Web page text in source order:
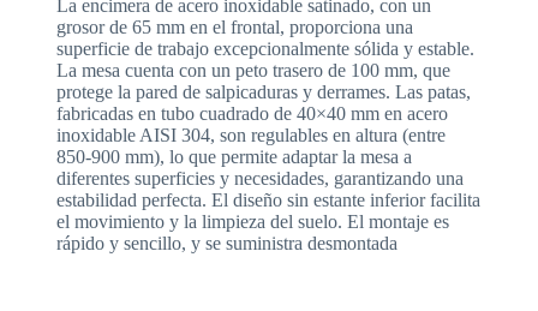
La encimera de acero inoxidable satinado, con un
grosor de 65 mm en el frontal, proporciona una
superficie de trabajo excepcionalmente sólida y estable.
La mesa cuenta con un peto trasero de 100 mm, que
protege la pared de salpicaduras y derrames. Las patas,
fabricadas en tubo cuadrado de 40×40 mm en acero
inoxidable AISI 304, son regulables en altura (entre
850-900 mm), lo que permite adaptar la mesa a
diferentes superficies y necesidades, garantizando una
estabilidad perfecta. El diseño sin estante inferior facilita
el movimiento y la limpieza del suelo. El montaje es
rápido y sencillo, y se suministra desmontada